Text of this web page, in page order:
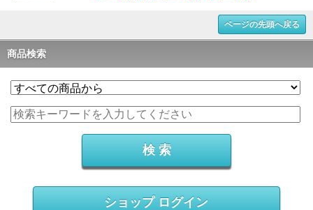
ページの先頭へ戻る
商品検索
ショップ ログイン